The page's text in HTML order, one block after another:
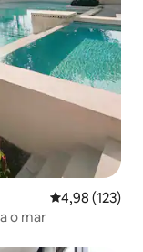
4,98 de uma
4,98 (123)
o mar